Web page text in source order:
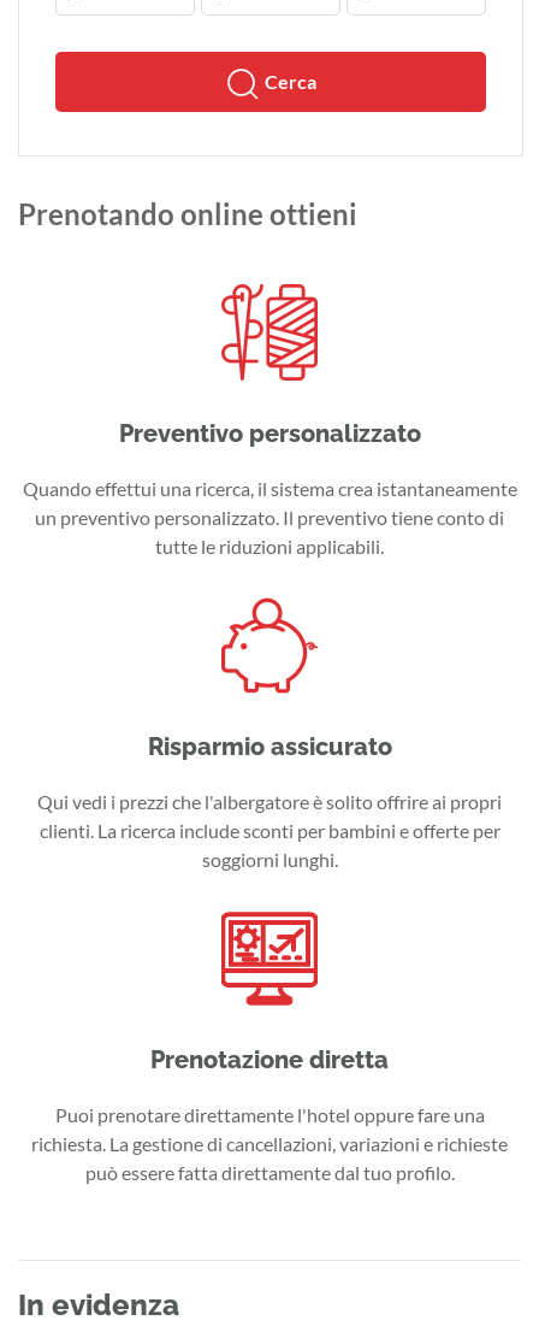
Cerca
Prenotando online ottieni
Preventivo personalizzato
Quando effettui una ricerca, il sistema crea istantaneamente
un preventivo personalizzato. Il preventivo tiene conto di
tutte le riduzioni applicabili.
Risparmio assicurato
Qui vedi i prezzi che l'albergatore è solito offrire ai propri
clienti. La ricerca include sconti per bambini e offerte per
soggiorni lunghi.
Prenotazione diretta
Puoi prenotare direttamente l'hotel oppure fare una
richiesta. La gestione di cancellazioni, variazioni e richieste
può essere fatta direttamente dal tuo profilo.
In evidenza